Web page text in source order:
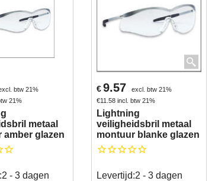
btw 21%
21%
metaal
amber glazen
2 - 3 dagen
€9.57
excl. btw 21%
€11.58 incl. btw 21%
Lightning
veiligheidsbril metaal
montuur blanke glazen
Levertijd:2 - 3 dagen